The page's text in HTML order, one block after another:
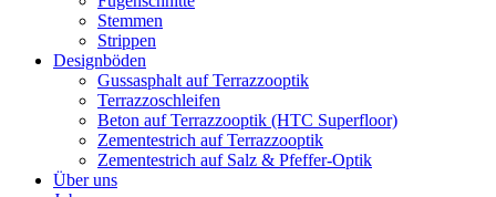
Stemmen
Strippen
Designböden
Gussasphalt auf Terrazzooptik
Terrazzoschleifen
Beton auf Terrazzooptik (HTC Superfloor)
Zementestrich auf Terrazzooptik
Zementestrich auf Salz & Pfeffer-Optik
Über uns